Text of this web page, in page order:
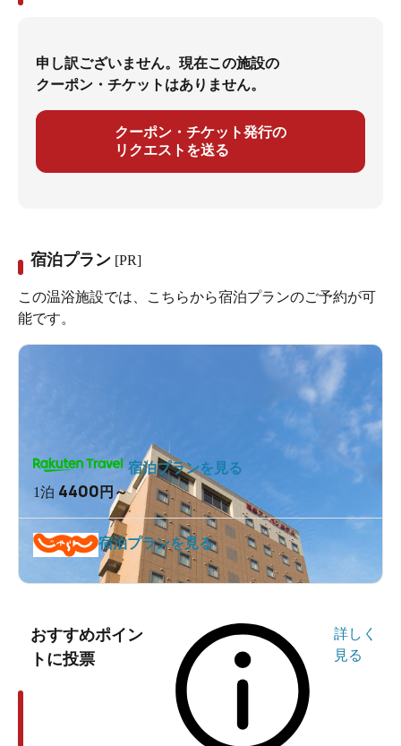
申し訳ございません。現在この施設の
クーポン・チケットはありません。
クーポン・チケット発行の
リクエストを送る
宿泊プラン [PR]
この温浴施設では、こちらから宿泊プランのご予約が可
能です。
1泊 4400 円～
宿泊プランを見る
宿泊プランを見る
おすすめポイン
トに投票
詳しく
見る